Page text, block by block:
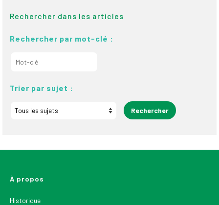
Rechercher dans les articles
Rechercher par mot-clé :
Trier par sujet :
À propos
Historique